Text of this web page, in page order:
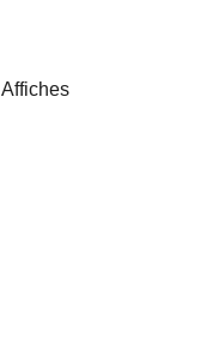
Affiches